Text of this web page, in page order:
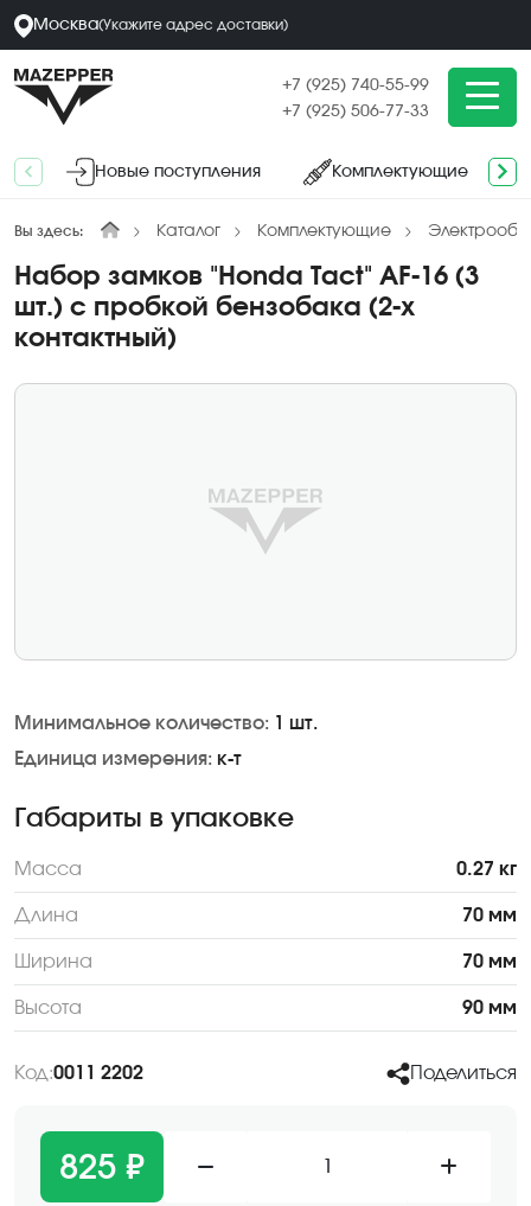
Москва(Укажите адрес доставки)
+7 (925) 740-55-99
+7 (925) 506-77-33
Новые поступления Комплектующие
Вы здесь: Каталог Комплектующие
Набор замков "Honda Tact" AF-16 (3
шт.) с пробкой бензобака (2-х
контактный)
Минимальное количество: 1 шт.
Единица измерения: к-т
Габариты в упаковке
Масса 0.27 кг
Длина 70 мм
Ширина 70 мм
Высота 90 мм
Код:0011 2202 Поделиться
825 ₽ 1